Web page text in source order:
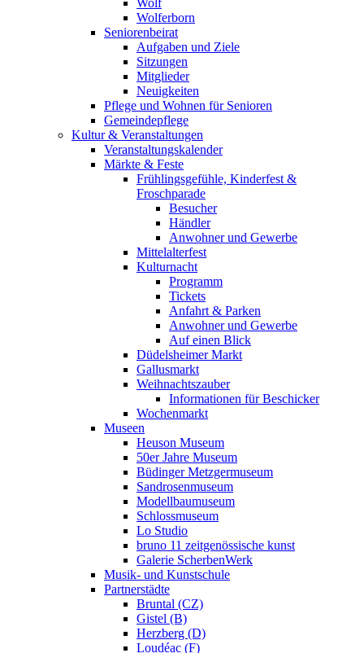
Wolf
Wolferborn
Seniorenbeirat
Aufgaben und Ziele
Sitzungen
Mitglieder
Neuigkeiten
Pflege und Wohnen für Senioren
Gemeindepflege
Kultur & Veranstaltungen
Veranstaltungskalender
Märkte & Feste
Frühlingsgefühle, Kinderfest &
Froschparade
Besucher
Händler
Anwohner und Gewerbe
Mittelalterfest
Kulturnacht
Programm
Tickets
Anfahrt & Parken
Anwohner und Gewerbe
Auf einen Blick
Düdelsheimer Markt
Gallusmarkt
Weihnachtszauber
Informationen für Beschicker
Wochenmarkt
Museen
Heuson Museum
50er Jahre Museum
Büdinger Metzgermuseum
Sandrosenmuseum
Modellbaumuseum
Schlossmuseum
Lo Studio
bruno 11 zeitgenössische kunst
Galerie ScherbenWerk
Musik- und Kunstschule
Partnerstädte
Bruntal (CZ)
Gistel (B)
Herzberg (D)
Loudéac (F)